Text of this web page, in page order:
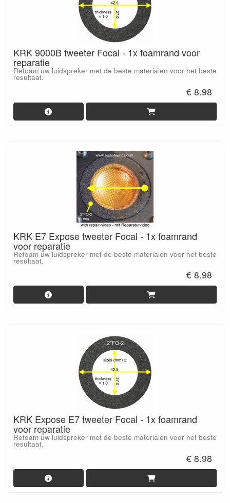
KRK 9000B tweeter Focal - 1x foamrand voor
reparatie
Refoam uw luidspreker met de beste materialen voor het beste
resultaat.
€ 8.98
KRK E7 Expose tweeter Focal - 1x foamrand
voor reparatie
Refoam uw luidspreker met de beste materialen voor het beste
resultaat.
€ 8.98
KRK Expose E7 tweeter Focal - 1x foamrand
voor reparatie
Refoam uw luidspreker met de beste materialen voor het beste
resultaat.
€ 8.98